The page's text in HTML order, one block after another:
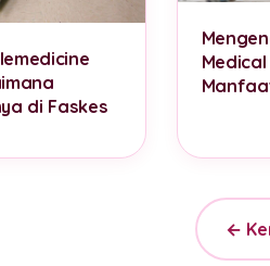
di Faskes
←